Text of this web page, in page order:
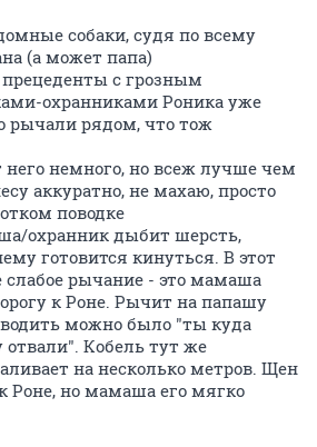
собаки, судя по всему
(а может папа)
прецеденты с грозным
охранниками Роника уже
рычали рядом, что тож
него немного, но всеж лучше чем
аккуратно, не махаю, просто
поводке
охранник дыбит шерсть,
готовится кинуться. В этот
рычание - это мамаша
к Роне. Рычит на папашу
можно было "ты куда
отвали". Кобель тут же
на несколько метров. Щен
Роне, но мамаша его мягко